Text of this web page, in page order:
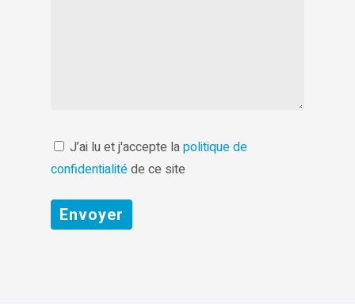
J’ai lu et j'accepte lapolitique de
confidentialitéde ce site